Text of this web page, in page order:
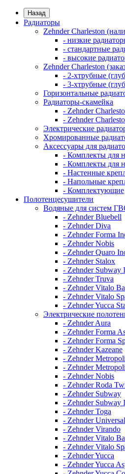
Назад
Радиаторы
Zehnder Charleston
- низкие
- стандартные
- высокие
Zehnder Charleston
- 2-хтрубные
- 3-хтрубные
Горизонтальные
Радиаторы-скамейка
- Zehnder
- Zehnder
Электрические
Хромированные
Аксессуары для
- Комплекты для
- Комплекты для
- Настенные
- Напольные
- Комплектующие
Полотенцесушители
Водяные для систем
- Zehnder Bluebell
- Zehnder Diva
- Zehnder Forma
- Zehnder Nobis
- Zehnder Quaro
- Zehnder Stalox
- Zehnder Subway
- Zehnder Truva
- Zehnder Vitalo
- Zehnder Vitalo
- Zehnder Yucca
Электрические
- Zehnder Aura
- Zehnder Forma
- Zehnder Forma
- Zehnder Kazeane
- Zehnder
- Zehnder
- Zehnder Nobis
- Zehnder Roda
- Zehnder Subway
- Zehnder Subway
- Zehnder Toga
- Zehnder Universal
- Zehnder Virando
- Zehnder Vitalo
- Zehnder Vitalo
- Zehnder Yucca
- Zehnder Yucca